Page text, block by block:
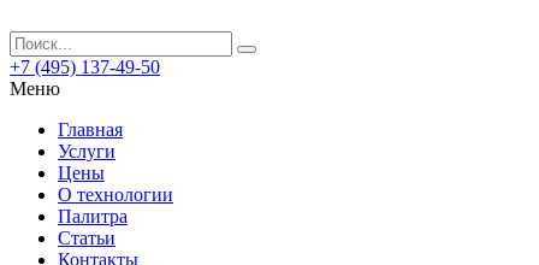
+7 (495) 137-49-50
Меню
Главная
Услуги
Цены
О технологии
Палитра
Статьи
Контакты